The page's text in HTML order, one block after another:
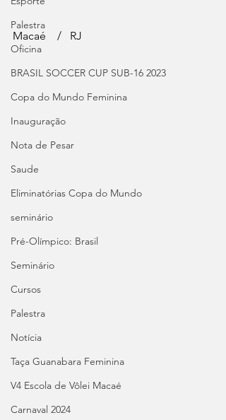
Palestra
Oficina
BRASIL SOCCER CUP SUB-16 2023
Copa do Mundo Feminina
Inauguração
Nota de Pesar
Saude
Eliminatórias Copa do Mundo
seminário
Pré-Olímpico: Brasil
Seminário
Cursos
Palestra
Notícia
Taça Guanabara Feminina
V4 Escola de Vôlei Macaé
Carnaval 2024
Macaé    /   RJ